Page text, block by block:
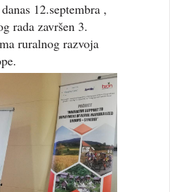
12.septembra ,
rada završen 3.
ruralnog razvoja